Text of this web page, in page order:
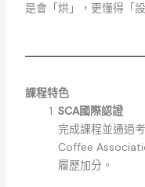
是會「烘」，更懂得「
課程特色
SCA國際認證
完成課程並通過
Coffee
履歷加分。